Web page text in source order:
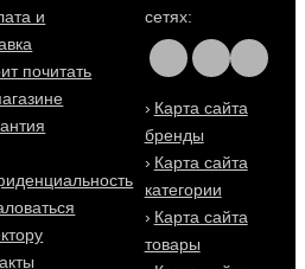
и
почитать
сетях:
Карта сайта
бренды
Карта сайта
категории
Карта сайта
товары